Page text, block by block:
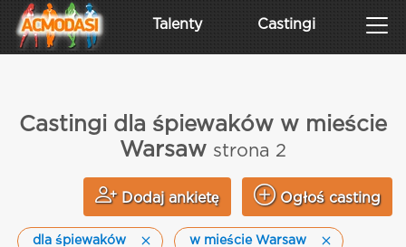
Talenty Castingi
Castingi dla śpiewaków w mieście
Warsaw strona 2
Dodaj ankietę Ogłoś casting
dla śpiewaków w mieście Warsaw